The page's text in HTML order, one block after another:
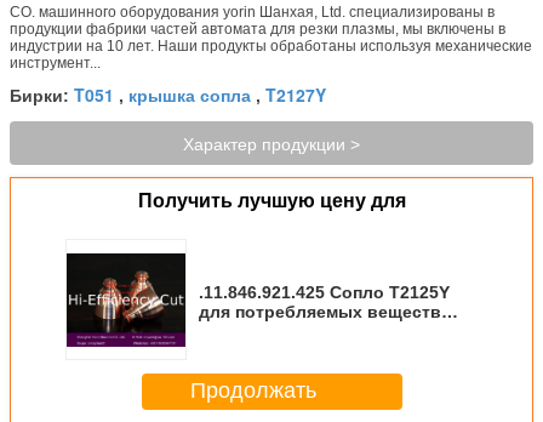
CO. машинного оборудования yorin Шанхая, Ltd. специализированы в
продукции фабрики частей автомата для резки плазмы, мы включены в
индустрии на 10 лет. Наши продукты обработаны используя механические
инструмент...
Бирки: T051 , крышка сопла , T2127Y
Характер продукции >
Получить лучшую цену для
.11.846.921.425 Сопло T2125Y
для потребляемых веществ
Продолжать